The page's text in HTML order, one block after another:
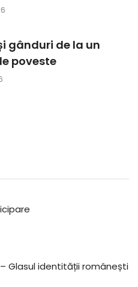
gânduri de la un
poveste
Glasul identității românești